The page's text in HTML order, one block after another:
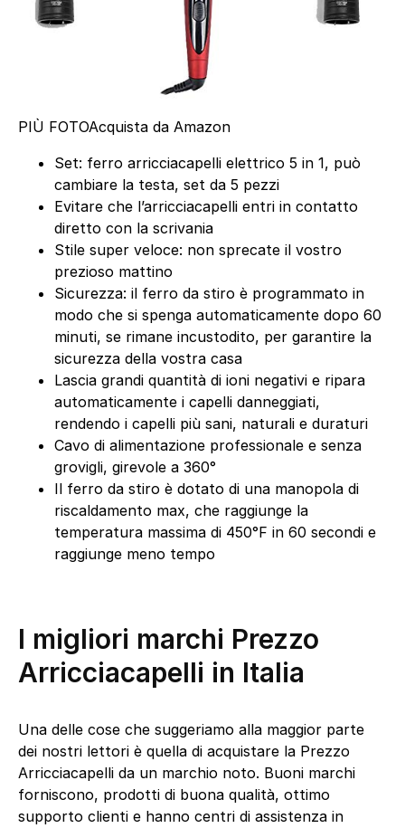
PIÙ FOTOAcquista da Amazon
Set: ferro arricciacapelli elettrico 5 in 1, può
cambiare la testa, set da 5 pezzi
Evitare che l’arricciacapelli entri in contatto
diretto con la scrivania
Stile super veloce: non sprecate il vostro
prezioso mattino
Sicurezza: il ferro da stiro è programmato in
modo che si spenga automaticamente dopo 60
minuti, se rimane incustodito, per garantire la
sicurezza della vostra casa
Lascia grandi quantità di ioni negativi e ripara
automaticamente i capelli danneggiati,
rendendo i capelli più sani, naturali e duraturi
Cavo di alimentazione professionale e senza
grovigli, girevole a 360°
Il ferro da stiro è dotato di una manopola di
riscaldamento max, che raggiunge la
temperatura massima di 450°F in 60 secondi e
raggiunge meno tempo
I migliori marchi Prezzo
Arricciacapelli in Italia
Una delle cose che suggeriamo alla maggior parte
dei nostri lettori è quella di acquistare la Prezzo
Arricciacapelli da un marchio noto. Buoni marchi
forniscono, prodotti di buona qualità, ottimo
supporto clienti e hanno centri di assistenza in